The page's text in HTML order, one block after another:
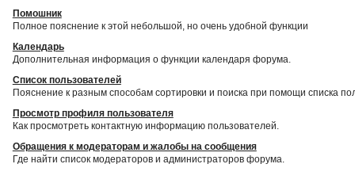
Помошник
Полное пояснение к этой небольшой, но очень удобной функции
Календарь
Дополнительная информация о функции календаря форума.
Список пользователей
Пояснение к разным способам сортировки и поиска при помощи списка
Просмотр профиля пользователя
Как просмотреть контактную информацию пользователей.
Обращения к модераторам и жалобы на сообщения
Где найти список модераторов и администраторов форума.